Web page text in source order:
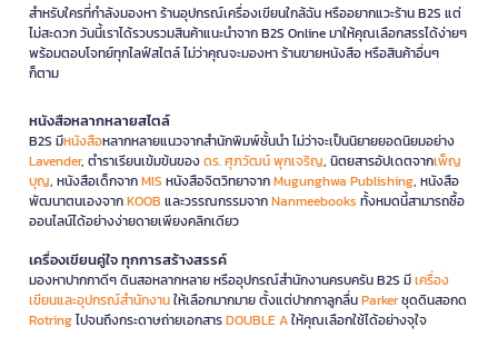
สำหรับใครที่กำลังมองหา ร้านอุปกรณ์เครื่องเขียนใกล้ฉัน หรืออยากแวะร้าน B2S แต่
ไม่สะดวก วันนี้เราได้รวบรวมสินค้าแนะนำจาก B2S Online มาให้คุณเลือกสรรได้ง่ายๆ
พร้อมตอบโจทย์ทุกไลฟ์สไตล์ ไม่ว่าคุณจะมองหา ร้านขายหนังสือ หรือสินค้าอื่นๆ
ก็ตาม
หนังสือหลากหลายสไตล์
B2S มีหนังสือหลากหลายแนวจากสำนักพิมพ์ชั้นนำ ไม่ว่าจะเป็นนิยายยอดนิยมอย่าง
Lavender, ตำราเรียนเข้มข้นของดร. ศุภวัฒน์ พุกเจริญ, นิตยสารอัปเดตจากเพ็ญ
บุญ, หนังสือเด็กจากMIS หนังสือจิตวิทยาจากMugunghwa Publishing, หนังสือ
พัฒนาตนเองจากKOOB และวรรณกรรมจากNanmeebooks ทั้งหมดนี้สามารถซื้อ
ออนไลน์ได้อย่างง่ายดายเพียงคลิกเดียว
เครื่องเขียนคู่ใจ ทุกการสร้างสรรค์
มองหาปากกาดีๆ ดินสอหลากหลาย หรืออุปกรณ์สำนักงานครบครัน B2S มีเครื่อง
เขียนและอุปกรณ์สำนักงานให้เลือกมากมาย ตั้งแต่ปากกาลูกลื่นParkerชุดดินสอกด
Rotringไปจนถึงกระดาษถ่ายเอกสารDOUBLE Aให้คุณเลือกใช้ได้อย่างจุใจ